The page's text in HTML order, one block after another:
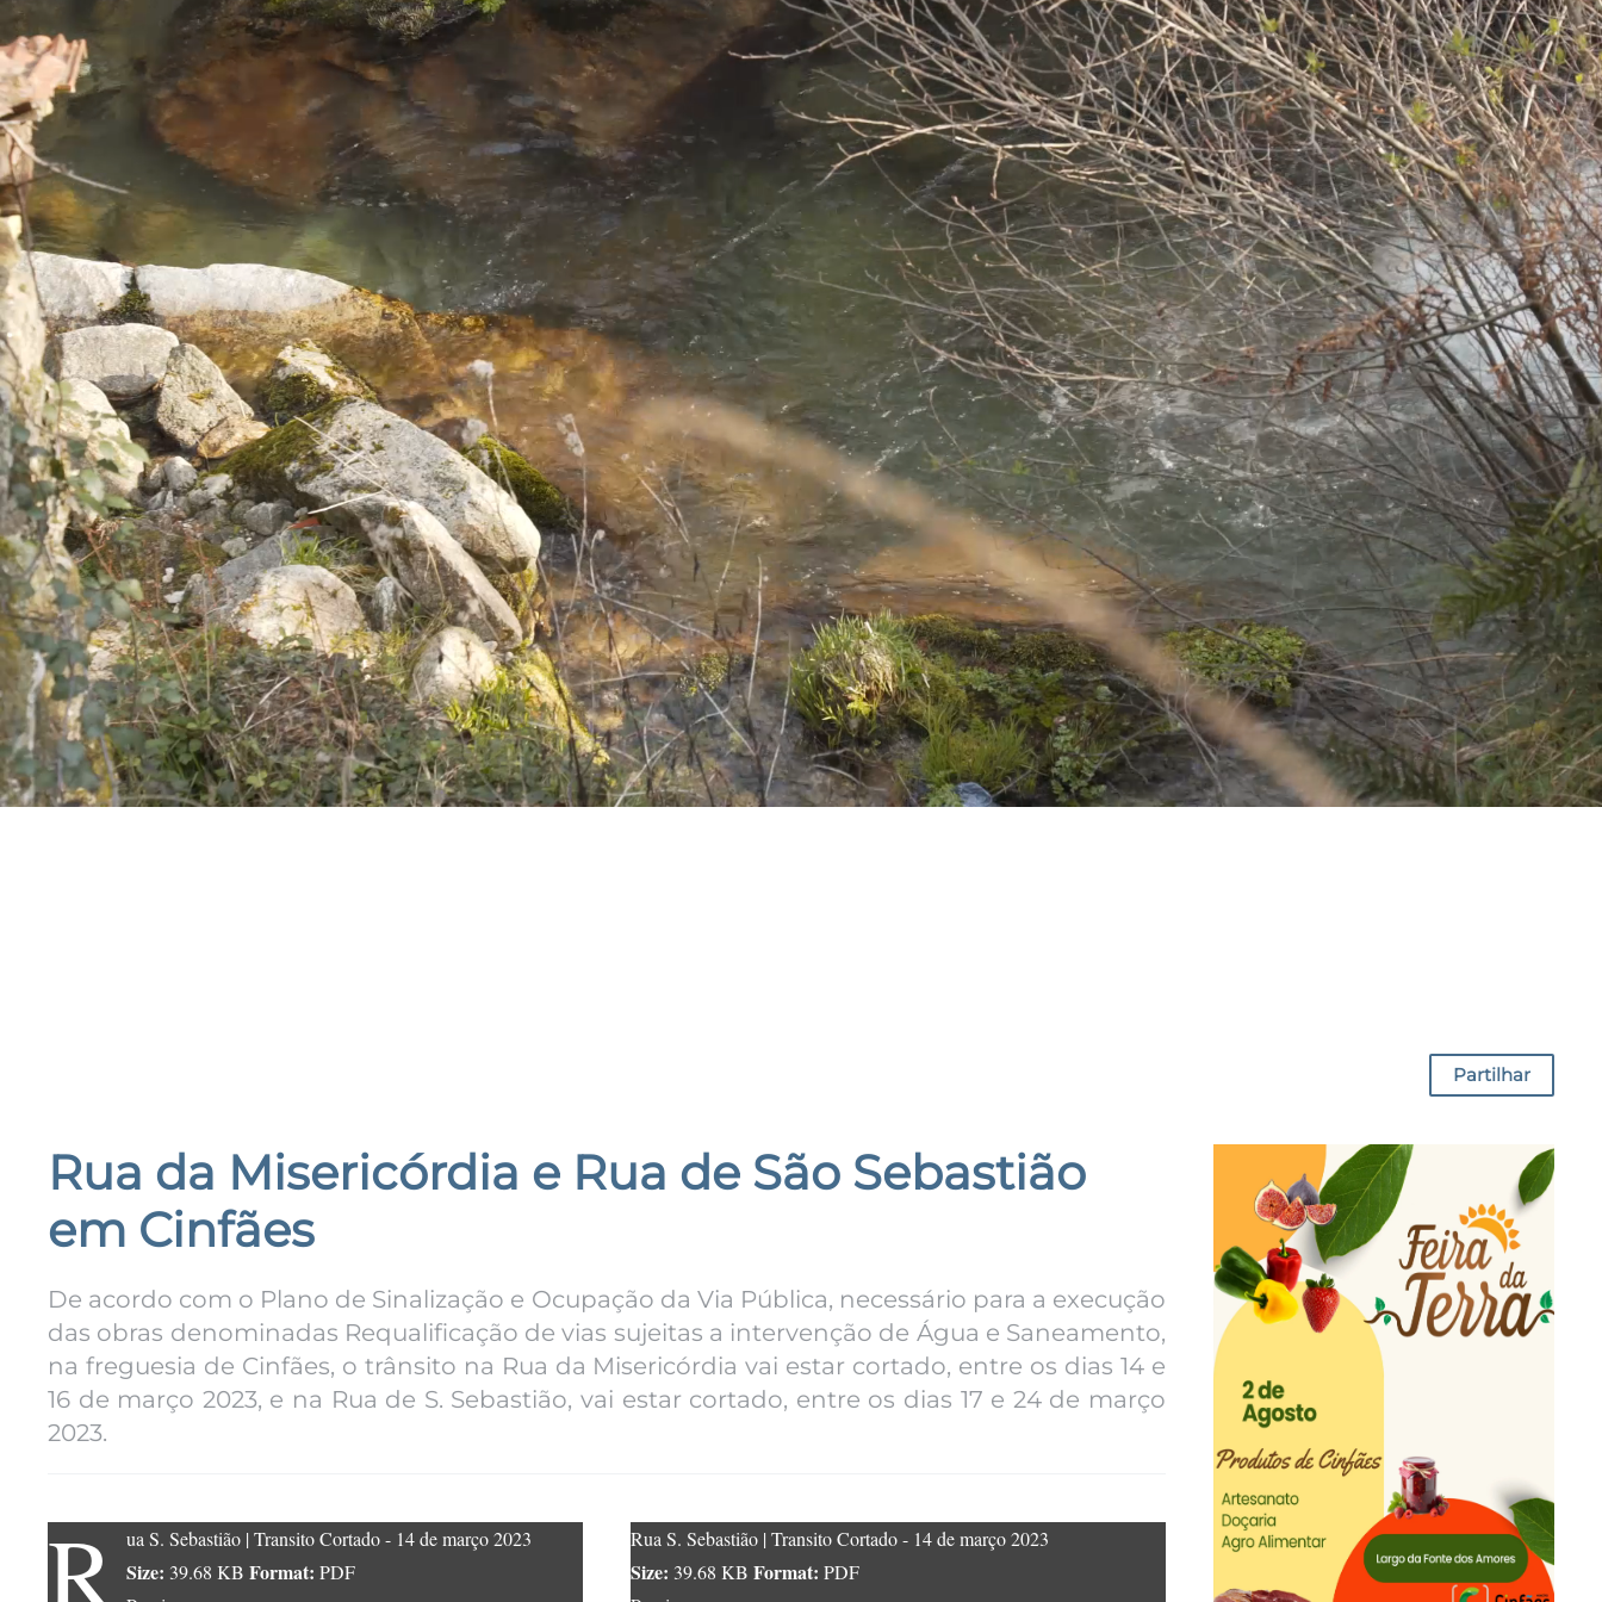
Partilhar
Rua da Misericórdia e Rua de São Sebastião
em Cinfães
De acordo com o Plano de Sinalização e Ocupação da Via Pública, necessário para a execução
das obras denominadas Requalificação de vias sujeitas a intervenção de Água e Saneamento,
na freguesia de Cinfães, o trânsito na Rua da Misericórdia vai estar cortado, entre os dias 14 e
16 de março 2023, e na Rua de S. Sebastião, vai estar cortado, entre os dias 17 e 24 de março
2023.
R ua S. Sebastião | Transito Cortado - 14 de março 2023
Size: 39.68 KB Format: PDF
Rua S. Sebastião | Transito Cortado - 14 de março 2023
Size: 39.68 KB Format: PDF